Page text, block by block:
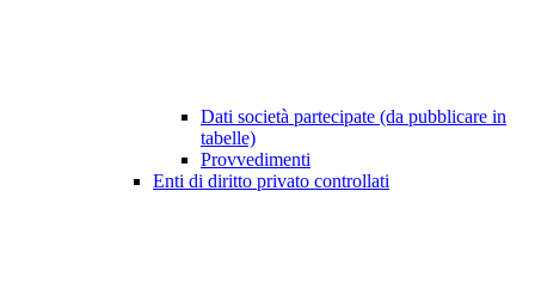
Dati società partecipate (da pubblicare in
tabelle)
Provvedimenti
Enti di diritto privato controllati